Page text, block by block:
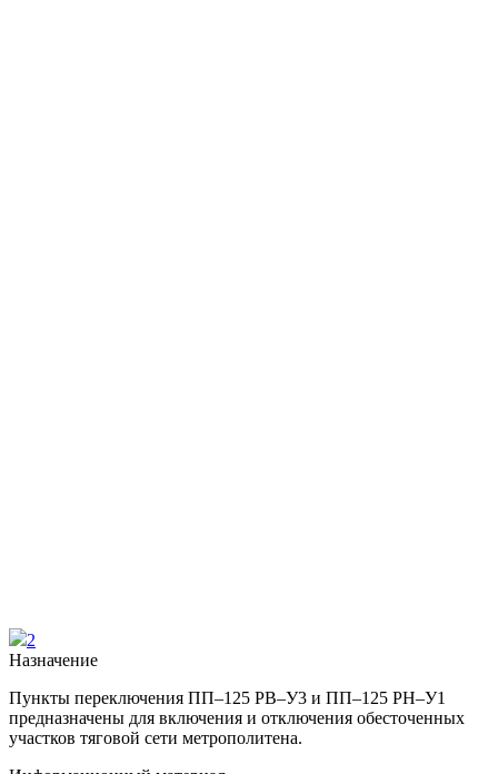
2
Назначение
Пункты переключения ПП–125 РВ–У3 и ПП–125 РН–У1
предназначены для включения и отключения обесточенных
участков тяговой сети метрополитена.